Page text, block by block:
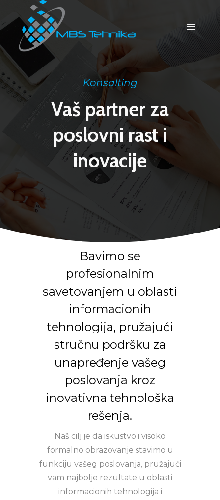
Konsalting
Vaš partner za
poslovni rast i
inovacije
Bavimo se
profesionalnim
savetovanjem u oblasti
informacionih
tehnologija, pružajući
stručnu podršku za
unapređenje vašeg
poslovanja kroz
inovativna tehnološka
rešenja.
Naš cilj je da iskustvo i visoko
formalno obrazovanje stavimo u
funkciju vašeg poslovanja, pružajući
vam najbolje rezultate u oblasti
informacionih tehnologija i